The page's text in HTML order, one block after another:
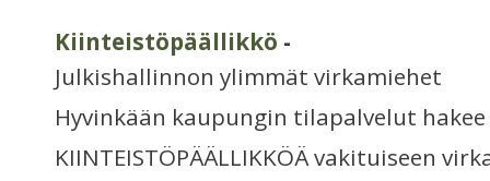
Kiinteistöpäällikkö -
Julkishallinnon ylimmät virkamiehet
Hyvinkään kaupungin tilapalvelut hakee
KIINTEISTÖPÄÄLLIKKÖÄ vakituiseen